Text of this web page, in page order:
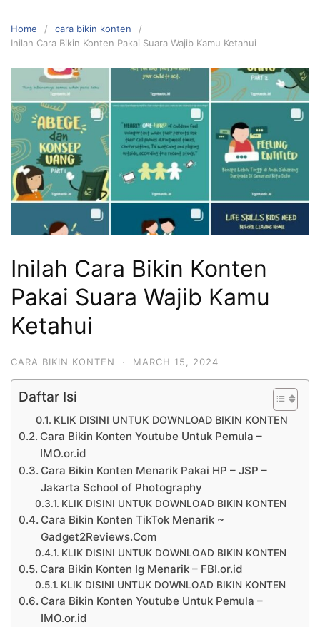
Home
cara bikin konten
Inilah Cara Bikin Konten Pakai Suara Wajib Kamu Ketahui
Inilah Cara Bikin Konten
Pakai Suara Wajib Kamu
Ketahui
CARA BIKIN KONTEN · MARCH 15, 2024
Daftar Isi
KLIK DISINI UNTUK DOWNLOAD BIKIN KONTEN
Cara Bikin Konten Youtube Untuk Pemula –
IMO.or.id
Cara Bikin Konten Menarik Pakai HP – JSP –
Jakarta School of Photography
KLIK DISINI UNTUK DOWNLOAD BIKIN KONTEN
Cara Bikin Konten TikTok Menarik ~
Gadget2Reviews.Com
KLIK DISINI UNTUK DOWNLOAD BIKIN KONTEN
Cara Bikin Konten Ig Menarik – FBI.or.id
KLIK DISINI UNTUK DOWNLOAD BIKIN KONTEN
Cara Bikin Konten Youtube Untuk Pemula –
IMO.or.id